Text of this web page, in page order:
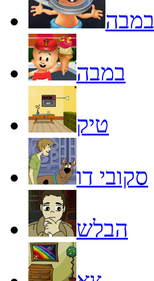
במבה
במבה
טיק
סקובי דו
הבלש